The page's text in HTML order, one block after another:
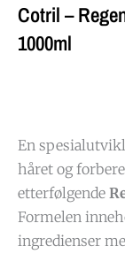
Cotril –
1000ml
En
håret og
etterfølgende
Formelen
ingredienser